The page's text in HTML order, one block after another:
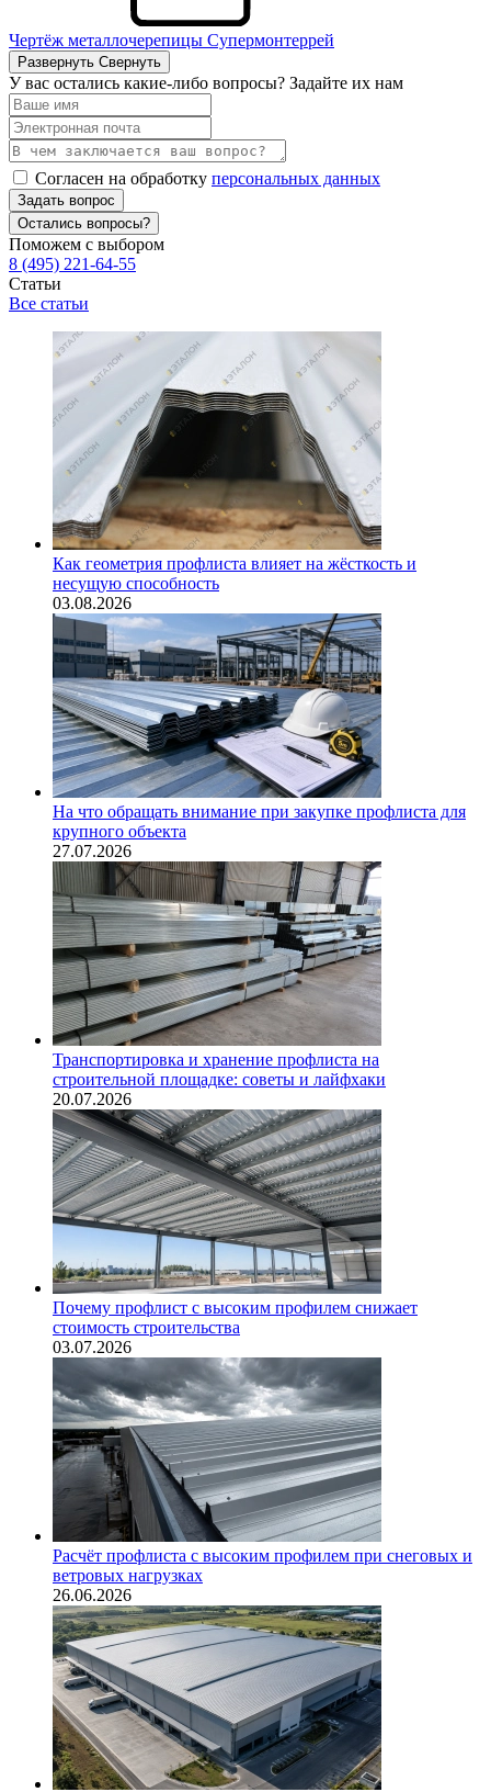
Чертёж металлочерепицы Супермонтеррей
Развернуть Свернуть
У вас остались какие-либо вопросы? Задайте их нам
Согласен на обработку персональных данных
Задать вопрос
Остались вопросы?
Поможем с выбором
8 (495) 221-64-55
Статьи
Все статьи
Как геометрия профлиста влияет на жёсткость и
несущую способность
03.08.2026
На что обращать внимание при закупке профлиста для
крупного объекта
27.07.2026
Транспортировка и хранение профлиста на
строительной площадке: советы и лайфхаки
20.07.2026
Почему профлист с высоким профилем снижает
стоимость строительства
03.07.2026
Расчёт профлиста с высоким профилем при снеговых и
ветровых нагрузках
26.06.2026